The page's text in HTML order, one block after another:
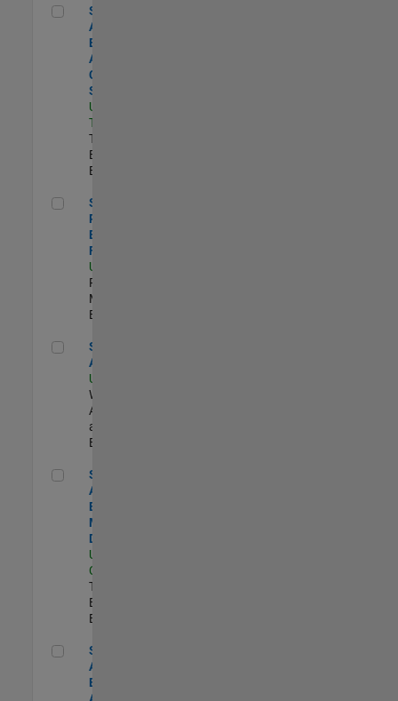
Senior Application Engineer - Aerospace - Control Systems
Senior
Application
Engineer -
Aerospace -
Control
Systems
US-CA-
Torrance
Technical Sales
Engineering |
Experimentado
Senior Product Engineer - FPGA / ASIC
Senior
Product
Engineer -
FPGA / ASIC
US-MA-Natick
Product
Marketing |
Experimentado
Senior Applied AI Engineer
Senior Applied
AI Engineer
US-MA-Natick
Web
Applications
and Services |
Experimentado
Senior Application Engineer - Model-Based Design
Senior
Application
Engineer -
Model-Based
Design
US-CA-Santa
Clara
Technical Sales
Engineering |
Experimentado
Senior Application Engineer - Aerospace & Defense
Senior
Application
Engineer -
Aerospace &